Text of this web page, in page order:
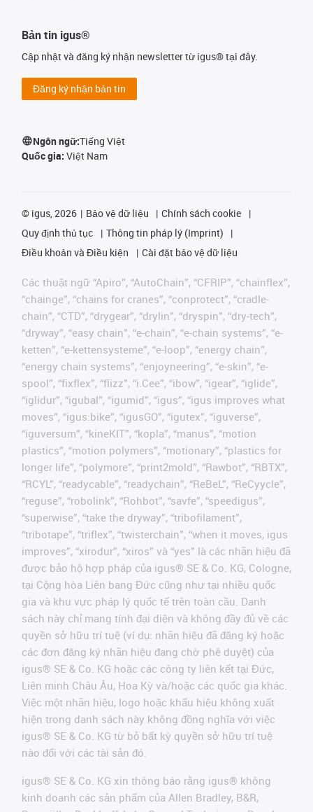
Bản tin igus®
Cập nhật và đăng ký nhận newsletter từ igus® tại đây.
Đăng ký nhận bản tin
Ngôn ngữ:Tiếng Việt
Quốc gia: Việt Nam
© igus, 2026 Bảo vệ dữ liệu
Chính sách cookie
Quy định thủ tục
Thông tin pháp lý (Imprint)
Điều khoản và Điều kiện
Cài đặt bảo vệ dữ liệu
Các thuật ngữ “Apiro”, “AutoChain”, “CFRIP”, “chainflex”,
“chainge”, “chains for cranes”, “conprotect”, “cradle-
chain”, “CTD”, “drygear”, “drylin”, “dryspin”, “dry-tech”,
“dryway”, “easy chain”, “e-chain”, “e-chain systems”, “e-
ketten”, “e-kettensysteme”, “e-loop”, “energy chain”,
“energy chain systems”, “enjoyneering”, “e-skin”, “e-
spool”, “fixflex”, “flizz”, “i.Cee”, “ibow”, “igear”, “iglide”,
“iglidur”, “igubal”, “igumid”, “igus”, “igus improves what
moves”, “igus:bike”, “igusGO”, “igutex”, “iguverse”,
“iguversum”, “kineKIT”, “kopla”, “manus”, “motion
plastics”, “motion polymers”, “motionary”, “plastics for
longer life”, “polymore”, “print2mold”, “Rawbot”, “RBTX”,
“RCYL”, “readycable”, “readychain”, “ReBeL”, “ReCyycle”,
“reguse”, “robolink”, “Rohbot”, “savfe”, “speedigus”,
“superwise”, “take the dryway”, “tribofilament”,
“tribotape”, “triflex”, “twisterchain”, “when it moves, igus
improves”, “xirodur”, “xiros” và “yes” là các nhãn hiệu đã
được bảo hộ hợp pháp của igus® SE & Co. KG, Cologne,
tại Cộng hòa Liên bang Đức cũng như tại nhiều quốc
gia và khu vực pháp lý quốc tế trên toàn cầu. Danh
sách này chỉ mang tính đại diện và không đầy đủ về các
quyền sở hữu trí tuệ (ví dụ: nhãn hiệu đã đăng ký hoặc
các đơn đăng ký nhãn hiệu đang chờ phê duyệt) của
igus® SE & Co. KG hoặc các công ty liên kết tại Đức,
Liên minh Châu Âu, Hoa Kỳ và/hoặc các quốc gia khác.
Việc một nhãn hiệu, logo hoặc khẩu hiệu không xuất
hiện trong danh sách này không đồng nghĩa với việc
igus® SE & Co. KG từ bỏ bất kỳ quyền sở hữu trí tuệ
nào đối với các tài sản đó.
igus® SE & Co. KG xin thông báo rằng igus® không
kinh doanh các sản phẩm của Allen Bradley, B&R,